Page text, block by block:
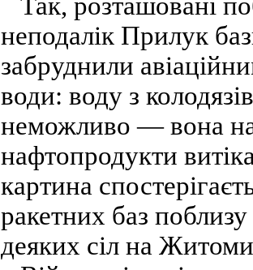
неподалік Прилук
забруднили
води: воду з
неможливо — вона
нафтопродукти
картина
ракетних баз
деяких сіл на